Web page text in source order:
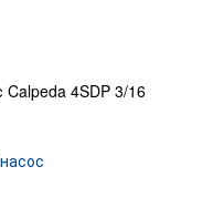
Calpeda 4SDP 3/16